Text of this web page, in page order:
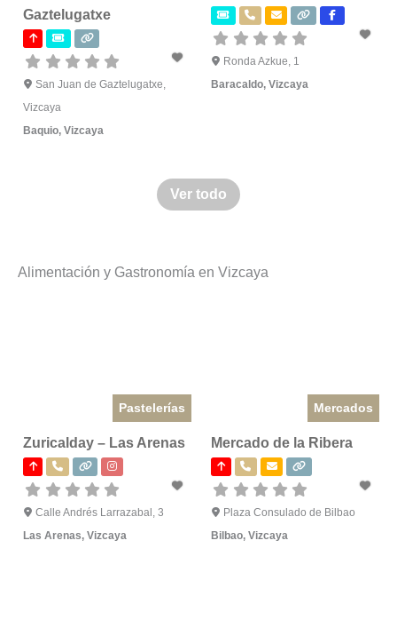
Gaztelugatxe
San Juan de Gaztelugatxe,
Vizcaya
Baquio, Vizcaya
Ronda Azkue, 1
Baracaldo,Vizcaya
Ver todo
Alimentación y Gastronomía en Vizcaya
Pastelerías
Zuricalday – Las Arenas
Calle Andrés Larrazabal, 3
Las Arenas, Vizcaya
Mercados
Mercado de la Ribera
Plaza Consulado de Bilbao
Bilbao,Vizcaya